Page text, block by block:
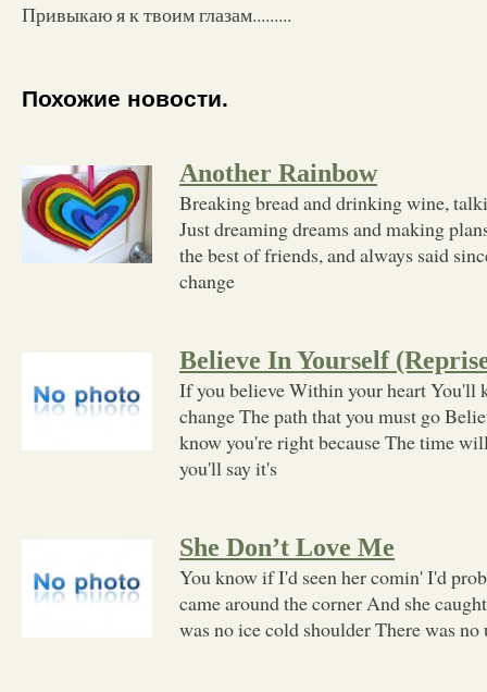
Привыкаю я к твоим глазам.........
Похожие новости.
Another Rainbow
Breaking bread and drinking wine,
Just dreaming dreams and making
the best of friends, and always said
change
Believe In Yourself
If you believe Within your heart You'll
change The path that you must go
know you're right because The time
you'll say it's
She Don’t Love Me
You know if I'd seen her comin' I'd
came around the corner And she
was no ice cold shoulder There was no